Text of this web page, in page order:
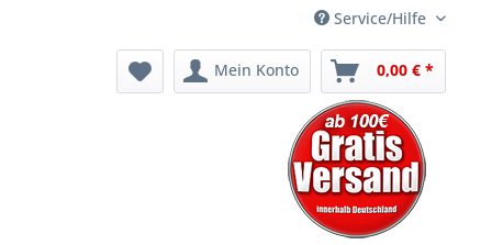
Service/Hilfe
Mein Konto 0,00 € *